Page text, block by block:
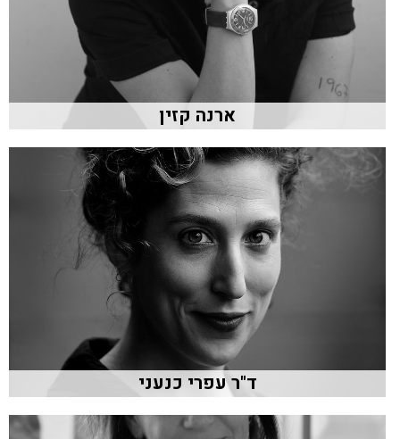
ארנה קזין
ד"ר עפרי כנעני